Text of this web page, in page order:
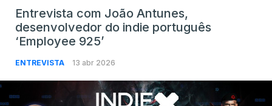
Entrevista com João Antunes,
desenvolvedor do indie português
‘Employee 925’
ENTREVISTA 13 abr 2026